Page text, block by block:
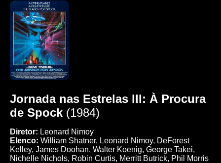
Jornada nas Estrelas III: À Procura
de Spock (1984)
Diretor: Leonard Nimoy
Elenco: William Shatner, Leonard Nimoy, DeForest
Kelley, James Doohan, Walter Koenig, George Takei,
Nichelle Nichols, Robin Curtis, Merritt Butrick, Phil Morris